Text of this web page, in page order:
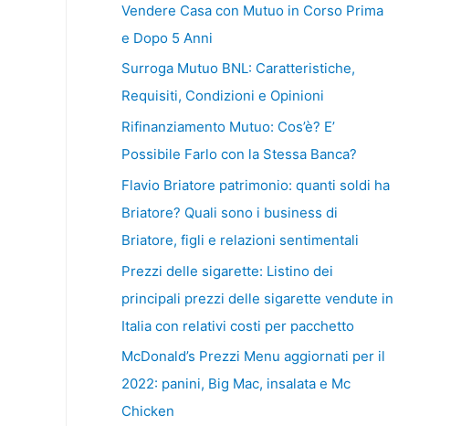
Vendere Casa con Mutuo in Corso Prima
e Dopo 5 Anni
Surroga Mutuo BNL: Caratteristiche,
Requisiti, Condizioni e Opinioni
Rifinanziamento Mutuo: Cos’è? E’
Possibile Farlo con la Stessa Banca?
Flavio Briatore patrimonio: quanti soldi ha
Briatore? Quali sono i business di
Briatore, figli e relazioni sentimentali
Prezzi delle sigarette: Listino dei
principali prezzi delle sigarette vendute in
Italia con relativi costi per pacchetto
McDonald’s Prezzi Menu aggiornati per il
2022: panini, Big Mac, insalata e Mc
Chicken